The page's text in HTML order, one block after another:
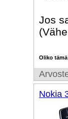
Jos
Oliko
Nokia